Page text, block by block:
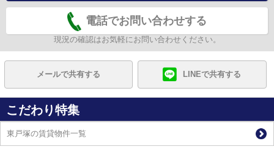
電話でお問い合わせする
現況の確認はお気軽にお問い合わせください。
メールで共有する LINEで共有する
こだわり特集
東戸塚の賃貸物件一覧